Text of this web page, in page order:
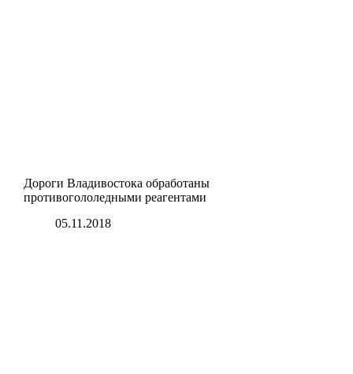
Дороги Владивостока обработаны
противогололедными реагентами
05.11.2018